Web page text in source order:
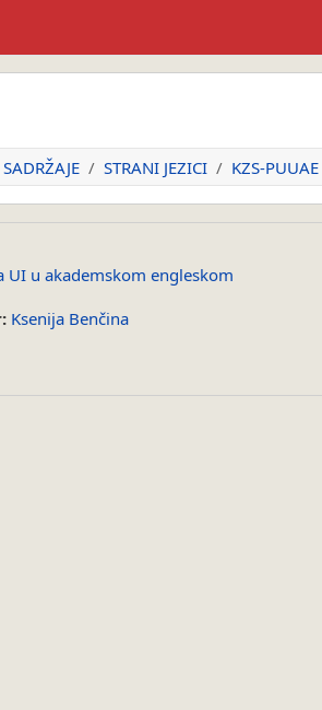
STRANI JEZICI KZS-PUUAE
UI u akademskom engleskom
Ksenija Benčina